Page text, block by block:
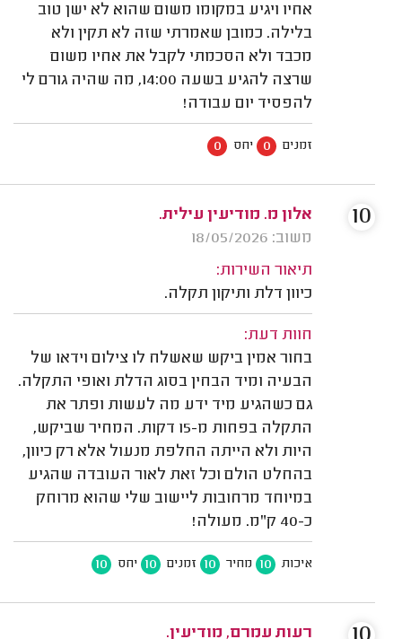
אחיו ויגיע במקומו משום שהוא לא ישן טוב
בלילה. כמובן שאמרתי שזה לא תקין ולא
מכבד ולא הסכמתי לקבל את אחיו משום
שרצה להגיע בשעה 14:00, מה שהיה גורם לי
להפסיד יום עבודה!
זמנים 0 יחס 0
אלון מ. מודיעין עילית.
משוב: 18/05/2026
תיאור השירות:
כיוון דלת ותיקון תקלה.
חוות דעת:
בחור אמין ביקש שאשלח לו צילום וידאו של
הבעיה ומיד הבחין בסוג הדלת ואופי התקלה.
גם כשהגיע מיד ידע מה לעשות ופתר את
התקלה בפחות מ-15 דקות. המחיר שביקש,
היות ולא הייתה החלפת מנעול אלא רק כיוון,
בהחלט הולם וכל זאת לאור העובדה שהגיע
במיוחד מרחובות ליישוב שלי שהוא מרוחק
כ-40 ק"מ. מעולה!
איכות 10 מחיר 10 זמנים 10 יחס 10
10
רעות עמרם, מודיעין.